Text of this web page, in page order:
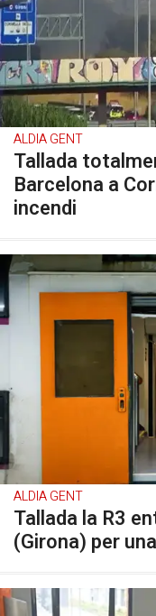
ALDIA GENT
Tallada
Barcelona a
incendi
ALDIA GENT
Tallada la R3
(Girona) per